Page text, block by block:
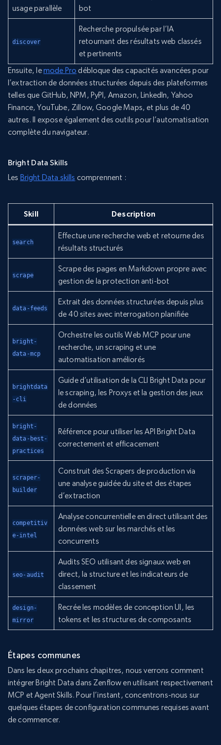
usage parallèle
bot
discover
Recherche propulsée par l’IA
retournant des résultats web classés
et pertinents
Ensuite, lemode Pro débloque des capacités avancées pour
l’extraction de données structurées depuis des plateformes
telles que GitHub, NPM, PyPI, Amazon, LinkedIn, Yahoo
Finance, YouTube, Zillow, Google Maps, et plus de 40
autres. Il expose également des outils pour l’automatisation
complète du navigateur.
Bright Data Skills
Les Bright Data skills comprennent :
Skill Description
search
Effectue une recherche web et retourne des
résultats structurés
scrape
Scrape des pages en Markdown propre avec
gestion de la protection anti-bot
data-feeds
Extrait des données structurées depuis plus
de 40 sites avec interrogation planifiée
bright-
data-mcp
Orchestre les outils Web MCP pour une
recherche, un scraping et une
automatisation améliorés
brightdata
-cli
Guide d’utilisation de la CLI Bright Data pour
le scraping, les Proxys et la gestion des jeux
de données
bright-
data-best-
practices
Référence pour utiliser les API Bright Data
correctement et efficacement
scraper-
builder
Construit des Scrapers de production via
une analyse guidée du site et des étapes
d’extraction
competitiv
e-intel
Analyse concurrentielle en direct utilisant des
données web sur les marchés et les
concurrents
seo-audit
Audits SEO utilisant des signaux web en
direct, la structure et les indicateurs de
classement
design-
mirror
Recrée les modèles de conception UI, les
tokens et les structures de composants
Étapes communes
Dans les deux prochains chapitres, nous verrons comment
intégrer Bright Data dans Zenflow en utilisant respectivement
MCP et Agent Skills. Pour l’instant, concentrons-nous sur
quelques étapes de configuration communes requises avant
de commencer.